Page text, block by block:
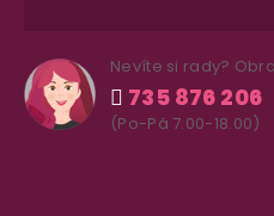
Nevíte si rady?
735 876 206
(Po-Pá 7.00-18.00)